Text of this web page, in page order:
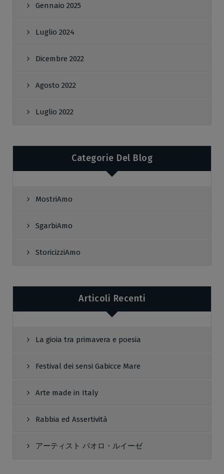
Gennaio 2025
Luglio 2024
Dicembre 2022
Agosto 2022
Luglio 2022
Categorie Del Blog
MostriAmo
SgarbiAmo
StoricizziAmo
Articoli Recenti
La gioia tra primavera e poesia
Festival dei sensi Gabicce Mare
Arte made in Italy
Rabbia ed Assertività
アーティスト パオロ・ルイーゼ